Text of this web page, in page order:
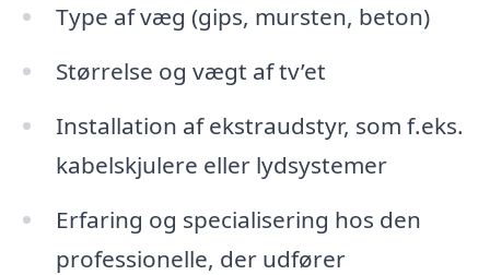
Type af væg (gips, mursten, beton)
Størrelse og vægt af tv’et
Installation af ekstraudstyr, som f.eks.
kabelskjulere eller lydsystemer
Erfaring og specialisering hos den
professionelle, der udfører